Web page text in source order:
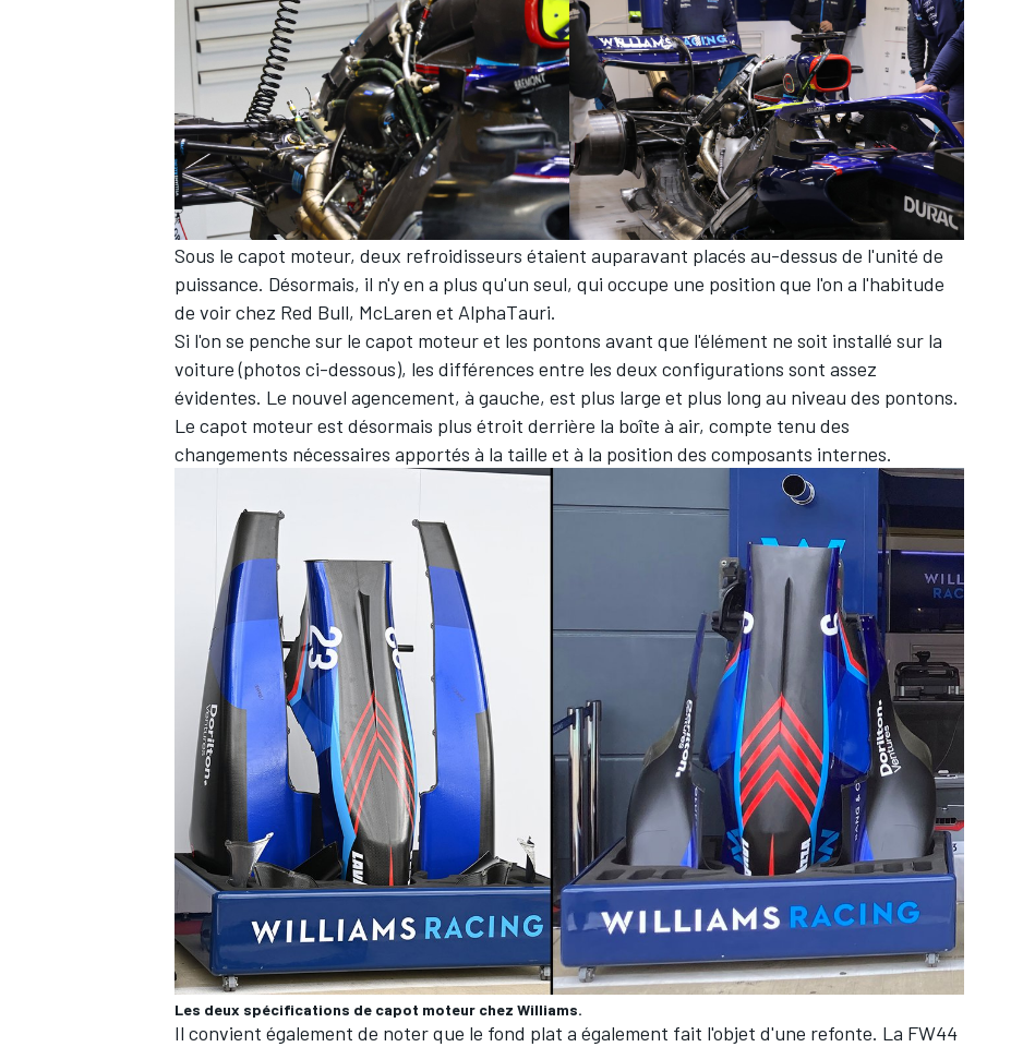
AUTRES CHAMPIONNATS
Sous le capot moteur, deux refroidisseurs étaient auparavant placés au-dessus de l'unité de
puissance. Désormais, il n'y en a plus qu'un seul, qui occupe une position que l'on a l'habitude
de voir chez Red Bull, McLaren et AlphaTauri.
Si l'on se penche sur le capot moteur et les pontons avant que l'élément ne soit installé sur la
voiture (photos ci-dessous), les différences entre les deux configurations sont assez
évidentes. Le nouvel agencement, à gauche, est plus large et plus long au niveau des pontons.
Le capot moteur est désormais plus étroit derrière la boîte à air, compte tenu des
changements nécessaires apportés à la taille et à la position des composants internes.
Les deux spécifications de capot moteur chez Williams.
Il convient également de noter que le fond plat a également fait l'objet d'une refonte. La FW44